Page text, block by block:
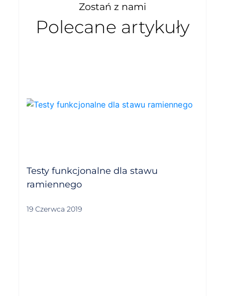
Zostań z nami
Polecane artykuły
Testy funkcjonalne dla stawu
ramiennego
19 Czerwca 2019